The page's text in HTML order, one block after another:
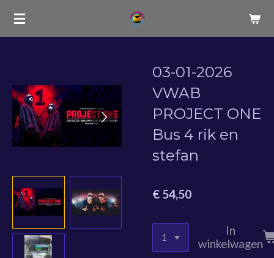
Ga
03-01-2026
VWAB
PROJECT ONE
Bus 4 rik en
stefan
€ 54,50
In
winkelwagen